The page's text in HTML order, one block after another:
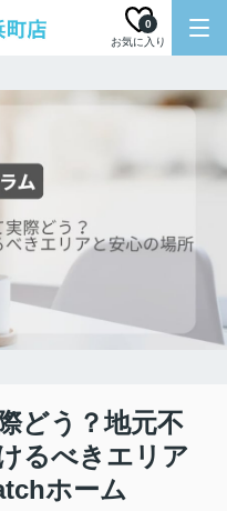
お気に入り
0
どう？地元不
るべきエリア
ホーム